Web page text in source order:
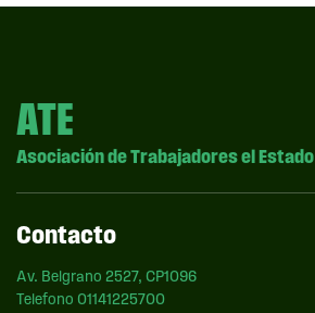
ATE
Asociación de Trabajadores el Estado
Contacto
Av. Belgrano 2527, CP1096
Telefono 01141225700